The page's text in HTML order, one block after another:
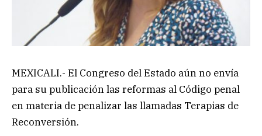
MEXICALI.- El Congreso del Estado aún no envía
para su publicación las reformas al Código penal
en materia de penalizar las llamadas Terapias de
Reconversión.